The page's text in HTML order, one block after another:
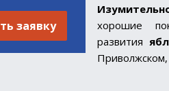
заявку
хорошие
развития